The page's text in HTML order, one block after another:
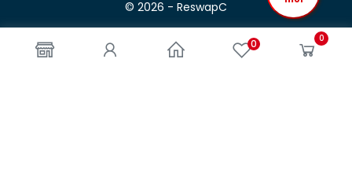
0 0
© 2026 - ReswapC